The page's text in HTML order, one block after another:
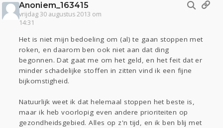
Anoniem_163415
vrijdag 30 augustus 2013 om
14:31
Het is niet mijn bedoeling om (al) te gaan stoppen met
roken, en daarom ben ook niet aan dat ding
begonnen. Dat gaat me om het geld, en het feit dat er
minder schadelijke stoffen in zitten vind ik een fijne
bijkomstigheid.
Natuurlijk weet ik dat helemaal stoppen het beste is,
maar ik heb voorlopig even andere prioriteiten op
gezondheidsgebied. Alles op z'n tijd, en ik ben blij met